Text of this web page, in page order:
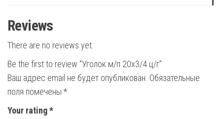
Reviews
There are no reviews yet.
Be the first to review “Уголок м/п 20х3/4 ц/г”
Ваш адрес email не будет опубликован. Обязательные
поля помечены *
Your rating*